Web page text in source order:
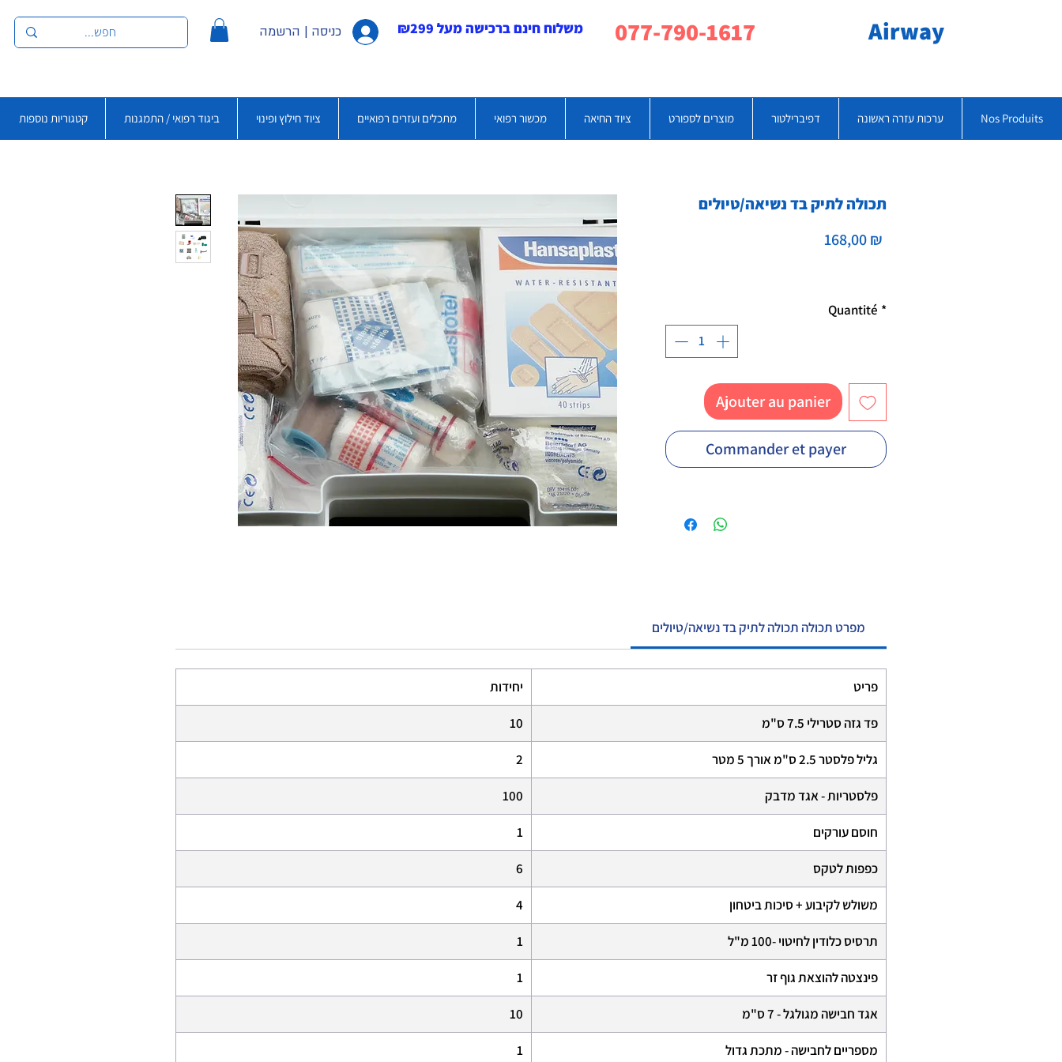
כניסה | הרשמה משלוח חינם ברכישה מעל ₪299 Airway
Nos Produits ערכות עזרה ראשונה דפיברילטור מוצרים לספורט ציוד החיאה מכשור רפואי מתכלים ועזרים רפואיים ציוד חילוץ ופינוי ביגוד רפואי / התמגנות קטגוריות נוספות
תכולה לתיק בד נשיאה/טיולים
168,00 ₪
Quantité *
Ajouter au panier
Commander et payer
מפרט תכולה תכולה לתיק בד נשיאה/טיולים
פריט יחידות
פד גזה סטרילי 7.5 ס"מ 10
גליל פלסטר 2.5 ס"מ אורך 5 מטר 2
פלסטריות - אגד מדבק 100
חוסם עורקים 1
כפפות לטקס 6
משולש לקיבוע + סיכות ביטחון 4
תרסיס כלודין לחיטוי -100 מ"ל 1
פינצטה להוצאת גוף זר 1
אגד חבישה מגולגל - 7 ס"מ 10
מספריים לחבישה - מתכת גדול 1